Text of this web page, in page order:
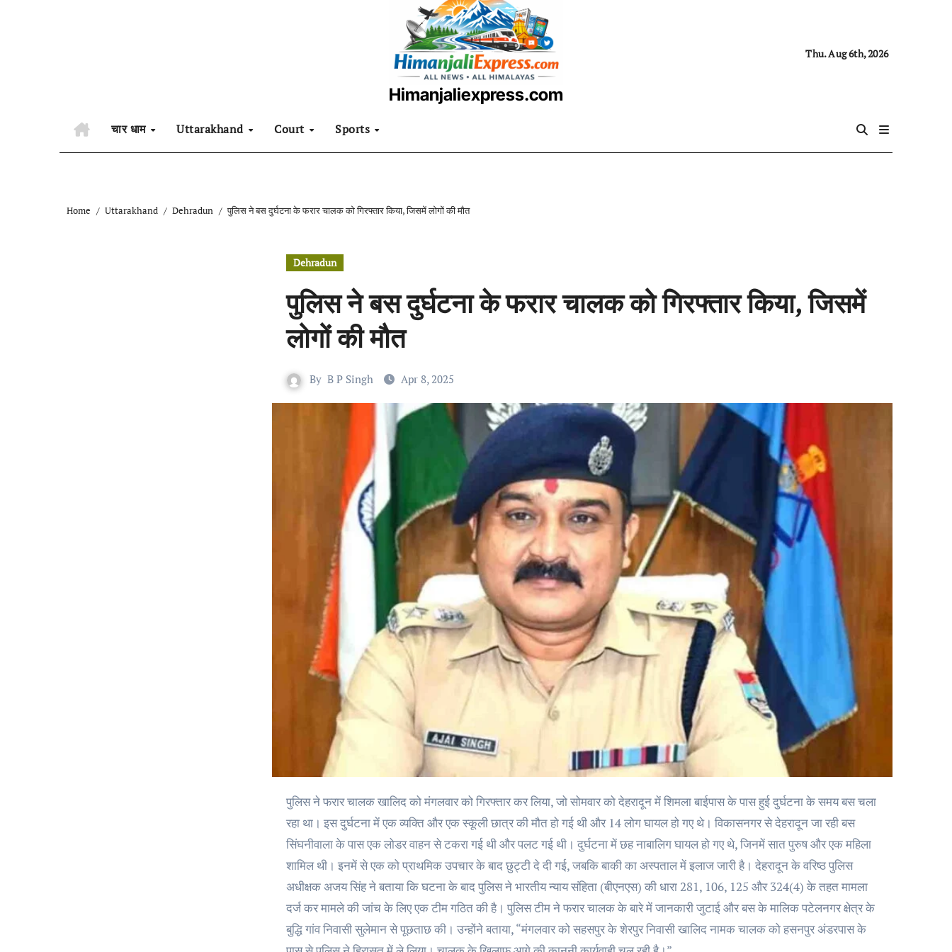
Himanjaliexpress.com
Thu. Aug 6th, 2026
चार धाम Uttarakhand Court Sports
Home Uttarakhand Dehradun पुलिस ने बस दुर्घटना के फरार चालक को गिरफ्तार किया, जिसमें लोगों की मौत
Dehradun
पुलिस ने बस दुर्घटना के फरार चालक को गिरफ्तार किया, जिसमें
लोगों की मौत
By B P Singh Apr 8, 2025
पुलिस ने फरार चालक खालिद को मंगलवार को गिरफ्तार कर लिया, जो सोमवार को देहरादून में शिमला बाईपास के पास हुई दुर्घटना के समय बस चला
रहा था। इस दुर्घटना में एक व्यक्ति और एक स्कूली छात्र की मौत हो गई थी और 14 लोग घायल हो गए थे। विकासनगर से देहरादून जा रही बस
सिंघनीवाला के पास एक लोडर वाहन से टकरा गई थी और पलट गई थी। दुर्घटना में छह नाबालिग घायल हो गए थे, जिनमें सात पुरुष और एक महिला
शामिल थी। इनमें से एक को प्राथमिक उपचार के बाद छुट्टी दे दी गई, जबकि बाकी का अस्पताल में इलाज जारी है। देहरादून के वरिष्ठ पुलिस
अधीक्षक अजय सिंह ने बताया कि घटना के बाद पुलिस ने भारतीय न्याय संहिता (बीएनएस) की धारा 281, 106, 125 और 324(4) के तहत मामला
दर्ज कर मामले की जांच के लिए एक टीम गठित की है। पुलिस टीम ने फरार चालक के बारे में जानकारी जुटाई और बस के मालिक पटेलनगर क्षेत्र के
बुद्धि गांव निवासी सुलेमान से पूछताछ की। उन्होंने बताया, “मंगलवार को सहसपुर के शेरपुर निवासी खालिद नामक चालक को हसनपुर अंडरपास के